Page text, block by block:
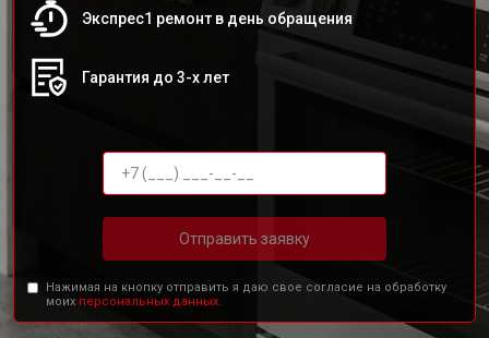
Экспрес1 ремонт в день обращения
Гарантия до 3-х лет
Отправить заявку
Нажимая на кнопку отправить я даю свое согласие на обработку
моих персональных данных.